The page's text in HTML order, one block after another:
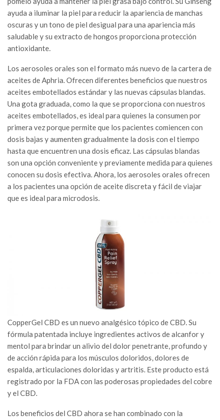
ayuda a iluminar la piel para reducir la apariencia de manchas
oscuras y un tono de piel desigual para una apariencia más
saludable y su extracto de hongos proporciona protección
antioxidante.
Los aerosoles orales son el formato más nuevo de la cartera de
aceites de Aphria. Ofrecen diferentes beneficios que nuestros
aceites embotellados estándar y las nuevas cápsulas blandas.
Una gota graduada, como la que se proporciona con nuestros
aceites embotellados, es ideal para quienes la consumen por
primera vez porque permite que los pacientes comiencen con
dosis bajas y aumenten gradualmente la dosis con el tiempo
hasta que encuentren una dosis eficaz. Las cápsulas blandas
son una opción conveniente y previamente medida para quienes
conocen su dosis efectiva. Ahora, los aerosoles orales ofrecen
a los pacientes una opción de aceite discreta y fácil de viajar
que es ideal para microdosis.
CopperGel CBD es un nuevo analgésico tópico de CBD. Su
fórmula patentada incluye ingredientes activos de alcanfor y
mentol para brindar un alivio del dolor penetrante, profundo y
de acción rápida para los músculos doloridos, dolores de
espalda, articulaciones doloridas y artritis. Este producto está
registrado por la FDA con las poderosas propiedades del cobre
y el CBD.
Los beneficios del CBD ahora se han combinado con la